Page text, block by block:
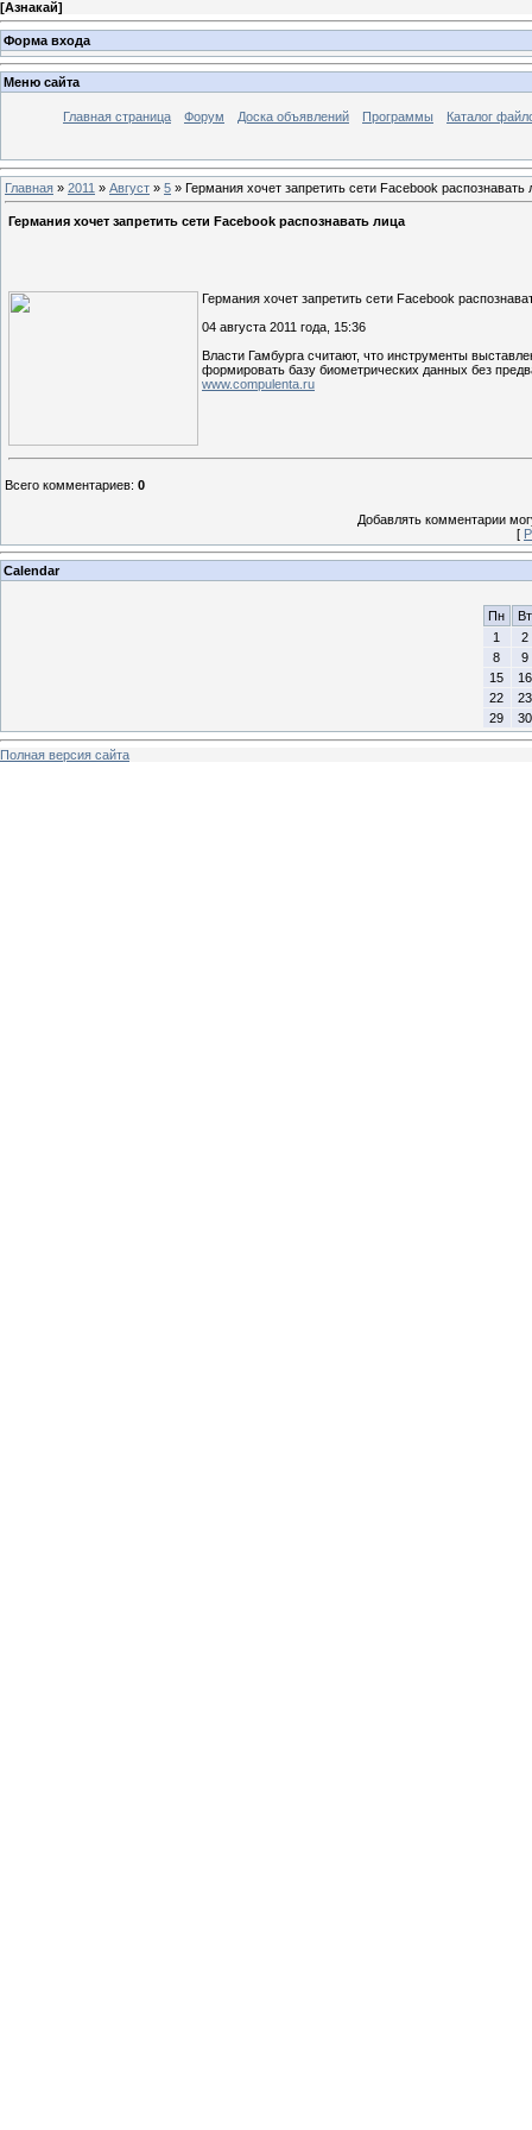
[Азнакай]
Форма входа
Меню сайта
Главная страница Форум Доска объявлений Программы Каталог
Главная » 2011 » Август » 5 » Германия хочет запретить сети Facebook распознавать
Германия хочет запретить сети Facebook распознавать лица
Германия хочет запретить сети Facebook
04 августа 2011 года, 15:36
Власти Гамбурга считают, что инструменты
формировать базу биометрических данных без
www.compulenta.ru
Всего комментариев: 0
Добавлять комментарии
[
Calendar
Пн
Вт
1
2
8
9
15
16
22
23
29
30
Полная версия сайта